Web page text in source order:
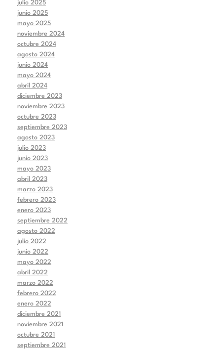
julio 2025
junio 2025
mayo 2025
noviembre 2024
octubre 2024
agosto 2024
junio 2024
mayo 2024
abril 2024
diciembre 2023
noviembre 2023
octubre 2023
septiembre 2023
agosto 2023
julio 2023
junio 2023
mayo 2023
abril 2023
marzo 2023
febrero 2023
enero 2023
septiembre 2022
agosto 2022
julio 2022
junio 2022
mayo 2022
abril 2022
marzo 2022
febrero 2022
enero 2022
diciembre 2021
noviembre 2021
octubre 2021
septiembre 2021